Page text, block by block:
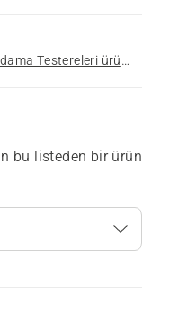
İndirimli tüm Uzun Milli Budama Testereleri ürünlerine göz atın
bu listeden bir ürün